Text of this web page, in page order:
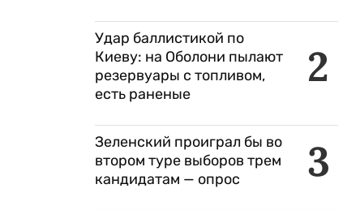
2
Удар баллистикой по
Киеву: на Оболони пылают
резервуары с топливом,
есть раненые
3
Зеленский проиграл бы во
втором туре выборов трем
кандидатам — опрос